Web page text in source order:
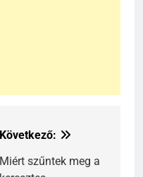
Következő:
Miért szűntek meg a